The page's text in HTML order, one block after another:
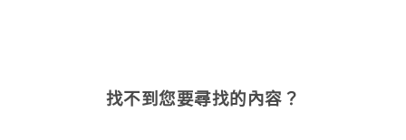
找不到您要尋找的內容？